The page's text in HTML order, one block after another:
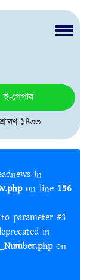
ই-পেপার
১৪৩৩
in
on line 156
in
on